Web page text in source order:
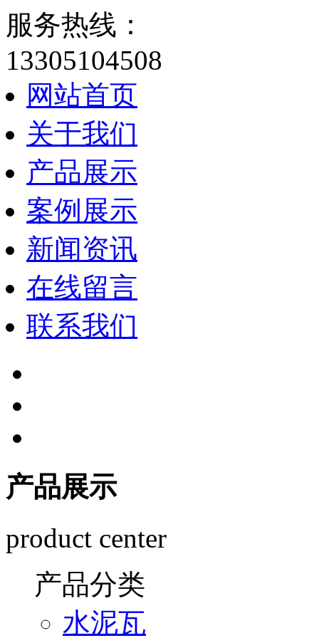
服务热线：
13305104508
网站首页
关于我们
产品展示
案例展示
新闻资讯
在线留言
联系我们
产品展示
product center
产品分类
水泥瓦